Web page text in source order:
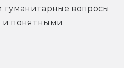
гуманитарные вопросы
и понятными